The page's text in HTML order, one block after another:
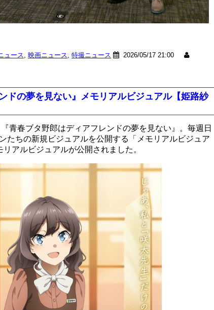
ュース 映画ニュース 特撮ニュース
2026/05/17 21:00
ドの夢を見ない』メモリアルビジュアル【姫路紗
青春ブタ野郎はディアフレンドの夢を見ない』。毎週日
たちの新規ビジュアルを公開する「メモリアルビジュア
アルビジュアルが公開されました。